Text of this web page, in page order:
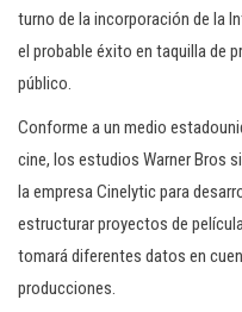
turno de la incorporación de la
el probable éxito en taquilla de
público.
Conforme a un medio
cine, los estudios Warner Bros
la empresa Cinelytic para
estructurar proyectos de
tomará diferentes datos en
producciones.